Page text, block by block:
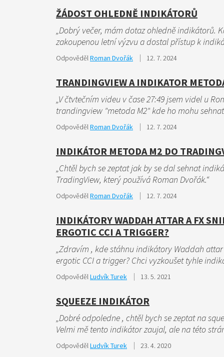
ŽÁDOST OHLEDNĚ INDIKÁTORŮ
„Dobrý večer, mám dotaz ohledně indikátorů.
zakoupenou letní výzvu a dostal přístup k
OdpovědělRoman Dvořák 12. 7. 2024
TRANDINGVIEW A INDIKATOR
„V čtvtečním videu v čase 27:49 jsem videl u
trandingview "metoda M2" kde ho mohu
OdpovědělRoman Dvořák 12. 7. 2024
INDIKÁTOR METODA M2 DO
„Chtěl bych se zeptat jak by se dal sehnat
TradingView, který používá Roman Dvořák.“
OdpovědělRoman Dvořák 12. 7. 2024
INDIKÁTORY WADDAH ATTAR A FX
ERGOTIC CCI A TRIGGER?
„Zdravím , kde stáhnu indikátory Waddah
ergotic CCI a trigger? Chci vyzkoušet tyhle
OdpovědělLudvík Turek 13. 5. 2021
SQUEEZE INDIKÁTOR
„Dobré odpoledne , chtěl bych se zeptat na
Velmi mě tento indikátor zaujal, ale na této
OdpovědělLudvík Turek 23. 4. 2020